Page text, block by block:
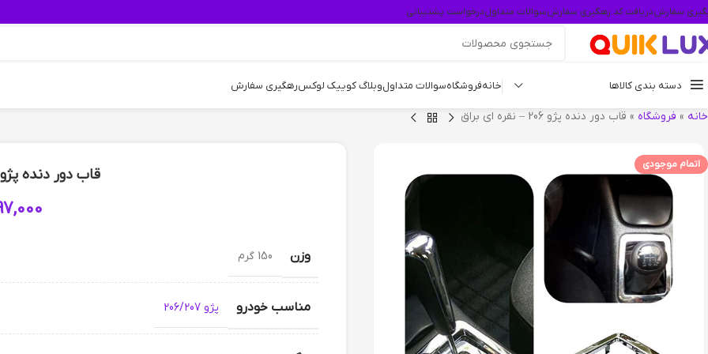
سفارشدریافت کد رهگیری سفارشسوالات متداولدرخواست پشتیبانی
دسته بندی کالاها خانهفروشگاهسوالات متداولوبلاگ کوییک لوکسرهگیری سفارش
خانه » فروشگاه » قاب دور دنده پژو 206 – نقره ای براق
اتمام موجودی
قاب دور دنده پژو 206 – نقره ای
وزن 150 گرم
مناسب خودرو پژو 206/207